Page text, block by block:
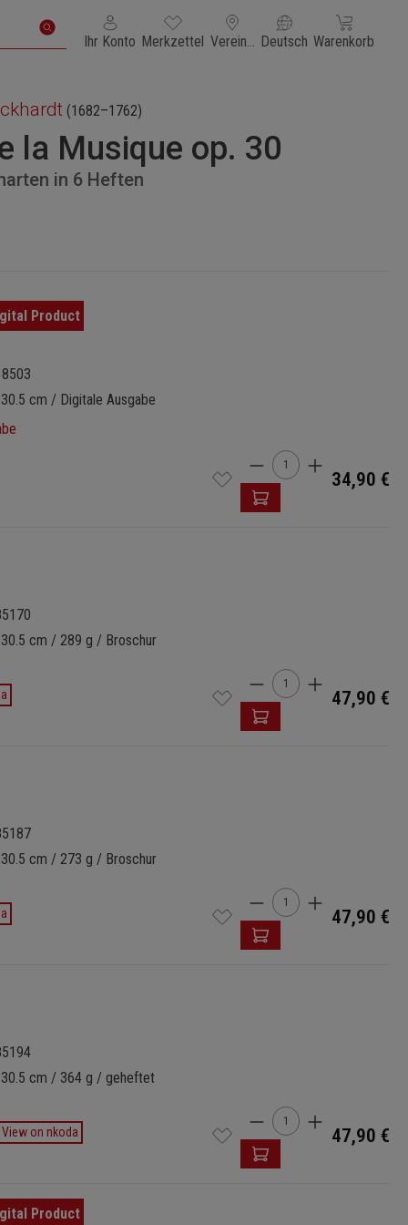
Ihr Konto Du hast 0 Produkte auf dem Merkzettel
Merkzettel Vereinigte Staaten von Amerika
Deutsch Warenkorb
Warenkorb
(1682–1762)
la Musique op. 30
in 6 Heften
cm / Digitale Ausgabe
Produkt Anzahl:
34,90 €
cm / 289 g / Broschur
Produkt Anzahl:
47,90 €
cm / 273 g / Broschur
Produkt Anzahl:
47,90 €
cm / 364 g / geheftet
View on nkoda Produkt Anzahl:
47,90 €